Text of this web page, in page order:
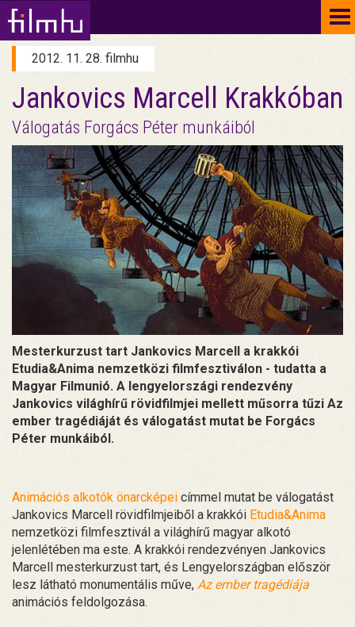
2012. 11. 28. filmhu
Jankovics Marcell Krakkóban
Válogatás Forgács Péter munkáiból
Mesterkurzust tart Jankovics Marcell a krakkói
Etudia&Anima nemzetközi filmfesztiválon - tudatta a
Magyar Filmunió. A lengyelországi rendezvény
Jankovics világhírű rövidfilmjei mellett műsorra tűzi Az
ember tragédiáját és válogatást mutat be Forgács
Péter munkáiból.
Animációs alkotók önarcképei címmel mutat be válogatást
Jankovics Marcell rövidfilmjeiből a krakkói Etudia&Anima
nemzetközi filmfesztivál a világhírű magyar alkotó
jelenlétében ma este. A krakkói rendezvényen Jankovics
Marcell mesterkurzust tart, és Lengyelországban először
lesz látható monumentális műve, Az ember tragédiája
animációs feldolgozása.